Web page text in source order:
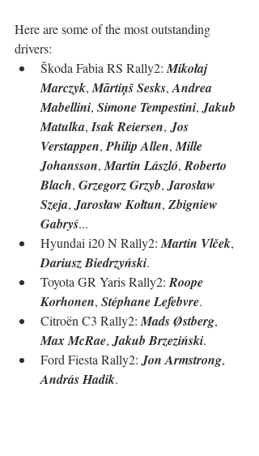
Here are some of the most outstanding
drivers:
Škoda Fabia RS Rally2: Mikołaj
Marczyk, Mārtiņš Sesks, Andrea
Mabellini, Simone Tempestini, Jakub
Matulka, Isak Reiersen, Jos
Verstappen, Philip Allen, Mille
Johansson, Martin László, Roberto
Blach, Grzegorz Grzyb, Jarosław
Szeja, Jarosław Kołtun, Zbigniew
Gabryś...
Hyundai i20 N Rally2: Martin Vlček,
Dariusz Biedrzyński.
Toyota GR Yaris Rally2: Roope
Korhonen, Stéphane Lefebvre.
Citroën C3 Rally2: Mads Østberg,
Max McRae, Jakub Brzeziński.
Ford Fiesta Rally2: Jon Armstrong,
András Hadik.